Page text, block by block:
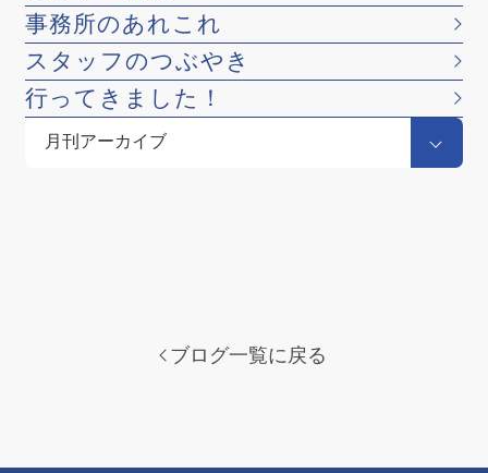
事務所のあれこれ
スタッフのつぶやき
行ってきました！
ブログ一覧に戻る